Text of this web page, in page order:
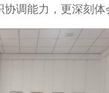
调能力，更深刻体